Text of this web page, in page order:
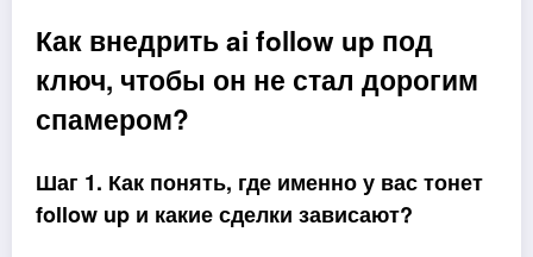
Как внедрить ai follow up под
ключ, чтобы он не стал дорогим
спамером?
Шаг 1. Как понять, где именно у вас тонет
follow up и какие сделки зависают?